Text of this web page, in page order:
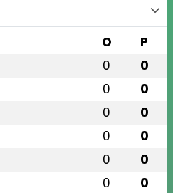
O P
0 0
0 0
0 0
0 0
0 0
0 0